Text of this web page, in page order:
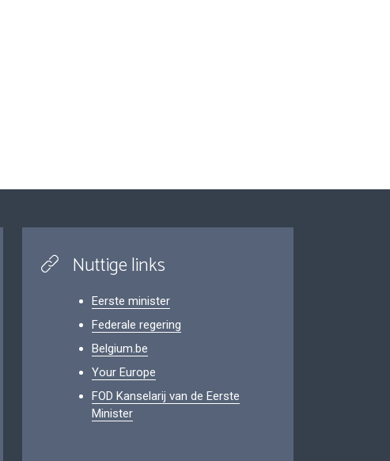
Nuttige links
Eerste minister
Federale regering
Belgium.be
Your Europe
FOD Kanselarij van de Eerste
Minister